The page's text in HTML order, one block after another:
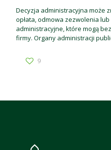
Decyzja administracyjna może
opłata, odmowa zezwolenia
administracyjne, które mogą
firmy. Organy administracji
9